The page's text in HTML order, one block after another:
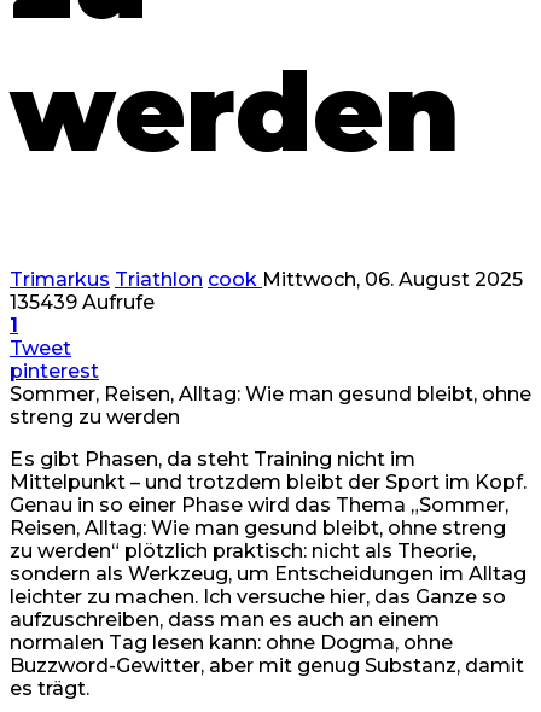
werden
Trimarkus Triathlon cook Mittwoch, 06. August 2025
135439 Aufrufe
1
Tweet
pinterest
Sommer, Reisen, Alltag: Wie man gesund bleibt, ohne
streng zu werden
Es gibt Phasen, da steht Training nicht im
Mittelpunkt – und trotzdem bleibt der Sport im Kopf.
Genau in so einer Phase wird das Thema „Sommer,
Reisen, Alltag: Wie man gesund bleibt, ohne streng
zu werden“ plötzlich praktisch: nicht als Theorie,
sondern als Werkzeug, um Entscheidungen im Alltag
leichter zu machen. Ich versuche hier, das Ganze so
aufzuschreiben, dass man es auch an einem
normalen Tag lesen kann: ohne Dogma, ohne
Buzzword-Gewitter, aber mit genug Substanz, damit
es trägt.